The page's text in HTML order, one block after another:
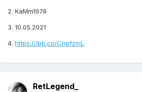
2. KaMm1976
3. 10.05.2021
4. https://ibb.co/CnpfzmL
RetLegend_